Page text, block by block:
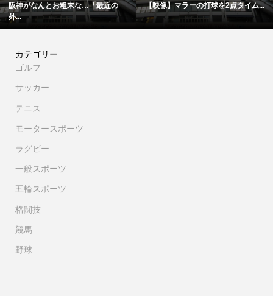
近の 【映像】マラーの打球を2点タイム... 「僕は厳しい親父の承認を
カテゴリー
ゴルフ
サッカー
テニス
モータースポーツ
ラグビー
一般スポーツ
五輪スポーツ
格闘技
競馬
野球